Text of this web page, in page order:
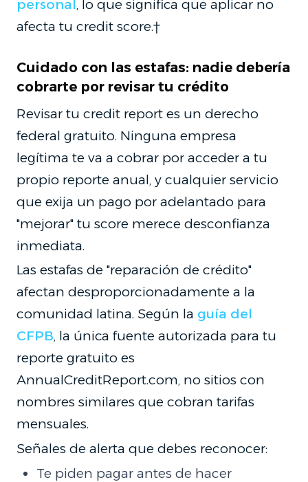
personal , lo que significa que aplicar no
afecta tu credit score.†
Cuidado con las estafas: nadie debería
cobrarte por revisar tu crédito
Revisar tu credit report es un derecho
federal gratuito. Ninguna empresa
legítima te va a cobrar por acceder a tu
propio reporte anual, y cualquier servicio
que exija un pago por adelantado para
"mejorar" tu score merece desconfianza
inmediata.
Las estafas de "reparación de crédito"
afectan desproporcionadamente a la
comunidad latina. Según la guía del
CFPB, la única fuente autorizada para tu
reporte gratuito es
AnnualCreditReport.com, no sitios con
nombres similares que cobran tarifas
mensuales.
Señales de alerta que debes reconocer:
Te piden pagar antes de hacer